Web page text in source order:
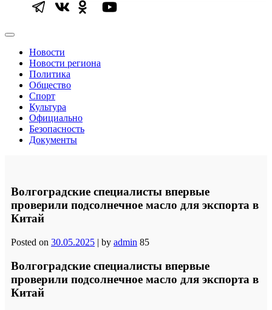
Новости
Новости региона
Политика
Общество
Спорт
Культура
Официально
Безопасность
Документы
Волгоградские специалисты впервые
проверили подсолнечное масло для экспорта в
Китай
Posted on 30.05.2025 | by admin 85
Волгоградские специалисты впервые
проверили подсолнечное масло для экспорта в
Китай